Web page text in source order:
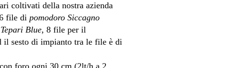
coltivati della nostra azienda
file di pomodoro Siccagno
Blue, 8 file per il
sesto di impianto tra le file è di
foro ogni 30 cm (2lt/h a 2